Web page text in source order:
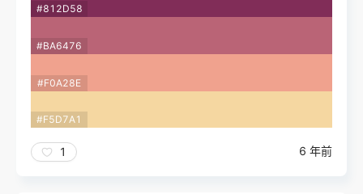
#812D58
#BA6476
#F0A28E
#F5D7A1
1 6 年前